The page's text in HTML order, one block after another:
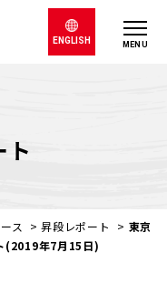
MENU
ENGLISH
ス >昇段レポート > 東京
(2019年7月15日)